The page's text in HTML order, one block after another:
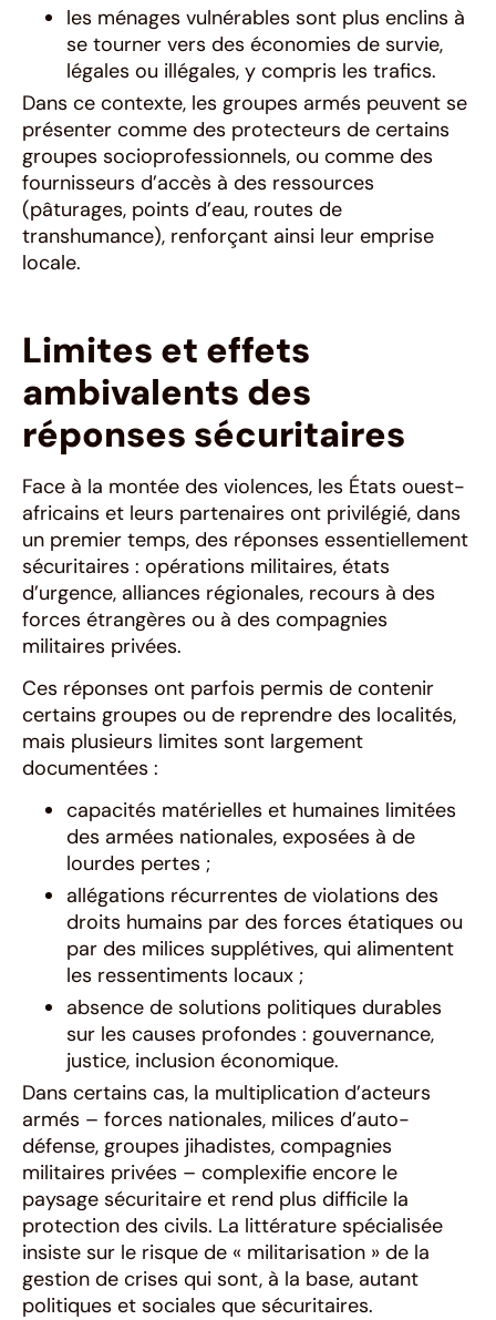
les ménages vulnérables sont plus enclins à
se tourner vers des économies de survie,
légales ou illégales, y compris les trafics.
Dans ce contexte, les groupes armés peuvent se
présenter comme des protecteurs de certains
groupes socioprofessionnels, ou comme des
fournisseurs d’accès à des ressources
(pâturages, points d’eau, routes de
transhumance), renforçant ainsi leur emprise
locale.
Limites et effets
ambivalents des
réponses sécuritaires
Face à la montée des violences, les États ouest-
africains et leurs partenaires ont privilégié, dans
un premier temps, des réponses essentiellement
sécuritaires : opérations militaires, états
d’urgence, alliances régionales, recours à des
forces étrangères ou à des compagnies
militaires privées.
Ces réponses ont parfois permis de contenir
certains groupes ou de reprendre des localités,
mais plusieurs limites sont largement
documentées :
capacités matérielles et humaines limitées
des armées nationales, exposées à de
lourdes pertes ;
allégations récurrentes de violations des
droits humains par des forces étatiques ou
par des milices supplétives, qui alimentent
les ressentiments locaux ;
absence de solutions politiques durables
sur les causes profondes : gouvernance,
justice, inclusion économique.
Dans certains cas, la multiplication d’acteurs
armés – forces nationales, milices d’auto-
défense, groupes jihadistes, compagnies
militaires privées – complexifie encore le
paysage sécuritaire et rend plus difficile la
protection des civils. La littérature spécialisée
insiste sur le risque de « militarisation » de la
gestion de crises qui sont, à la base, autant
politiques et sociales que sécuritaires.